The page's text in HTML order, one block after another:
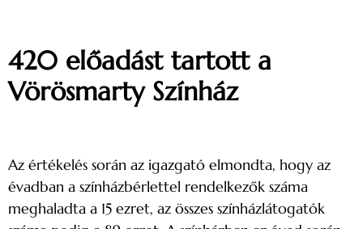
420 előadást tartott a
Vörösmarty Színház
Az értékelés során az igazgató elmondta, hogy az
évadban a színházbérlettel rendelkezők száma
meghaladta a 15 ezret, az összes színházlátogatók